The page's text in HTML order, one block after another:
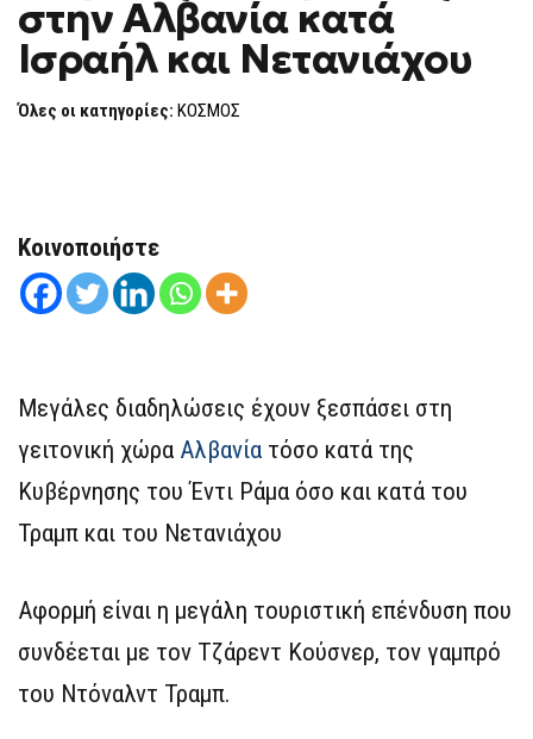
ΑΛΒΑΝΊΑ
ΚΑΤΆ
ΙΣΡΑΉΛ
ΚΑΙ
στην Αλβανία κατά
Ισραήλ και Νετανιάχου
Όλες οι κατηγορίες: ΚΟΣΜΟΣ
Κοινοποιήστε
Μεγάλες διαδηλώσεις έχουν ξεσπάσει στη
γειτονική χώρα Αλβανία τόσο κατά της
Κυβέρνησης του Έντι Ράμα όσο και κατά του
Τραμπ και του Νετανιάχου
Αφορμή είναι η μεγάλη τουριστική επένδυση που
συνδέεται με τον Τζάρεντ Κούσνερ, τον γαμπρό
του Ντόναλντ Τραμπ.